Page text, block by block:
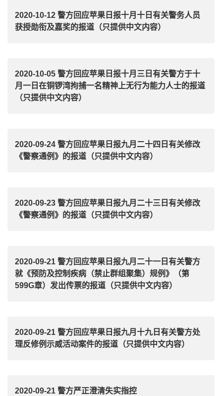
2020-10-12 警方回应苹果日报十月十日有关警务人员
获授勋衔及嘉奖的报道（只提供中文内容）
2020-10-05 警方回应苹果日报十月三日有关警方于十
月一日在铜锣湾拘捕一名精神上无行为能力人士的报道
（只提供中文内容）
2020-09-24 警方回应苹果日报九月二十四日有关修改
《警察通例》的报道（只提供中文内容）
2020-09-23 警方回应苹果日报九月二十三日有关修改
《警察通例》的报道（只提供中文内容）
2020-09-21 警方回应苹果日报九月二十一日有关警方
就《预防及控制疾病（禁止群组聚集）规例》（第
599G章）发出传票的报道（只提供中文内容）
2020-09-21 警方回应苹果日报九月十九日有关警方处
理反修例示威活动案件的报道（只提供中文内容）
2020-09-21 警方严正澄清失实指控